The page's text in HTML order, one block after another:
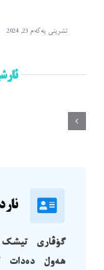
تشرینی یەکەم 23, 2024
گۆڤاری تیشک
هەوڵ دەدات